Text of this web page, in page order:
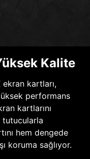
Kalite
ekran kartları,
performans
kartlarını
tutucularla
hem dengede
koruma sağlıyor.